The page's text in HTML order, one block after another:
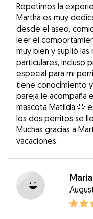
Repetimos la
Martha es muy
desde el aseo,
leer el
muy bien y suplió
particulares, incluso
especial para mi
tiene conocimiento
pareja le acompaña
mascota Matilda 🐶
los dos perritos se
Muchas gracias a
vacaciones.